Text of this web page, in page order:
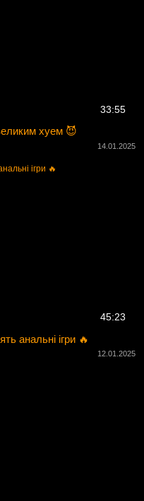
33:55
хуем 😈
14.01.2025
45:23
анальні ігри 🔥
12.01.2025